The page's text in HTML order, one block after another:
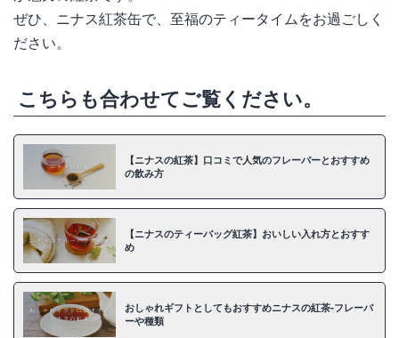
ぜひ、ニナス紅茶缶で、至福のティータイムをお過ごしく
ださい。
こちらも合わせてご覧ください。
【ニナスの紅茶】口コミで人気のフレーバーとおすすめ
の飲み方
【ニナスのティーバッグ紅茶】おいしい入れ方とおすす
め
おしゃれギフトとしてもおすすめニナスの紅茶‐フレーバ
ーや種類